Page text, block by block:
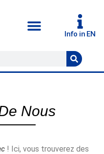
Info in EN
Nous
! Ici, vous trouverez des